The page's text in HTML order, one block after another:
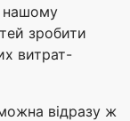
нашому
зробити
витрат-
відразу ж